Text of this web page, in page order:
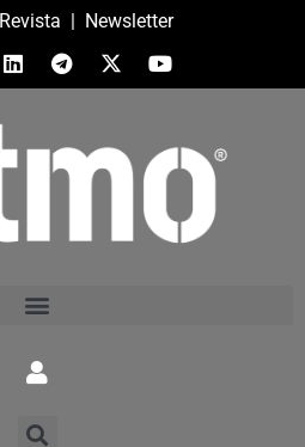
Revista | Newsletter